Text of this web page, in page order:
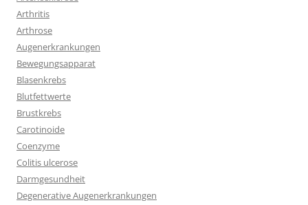
Arthritis
Arthrose
Augenerkrankungen
Bewegungsapparat
Blasenkrebs
Blutfettwerte
Brustkrebs
Carotinoide
Coenzyme
Colitis ulcerose
Darmgesundheit
Degenerative Augenerkrankungen